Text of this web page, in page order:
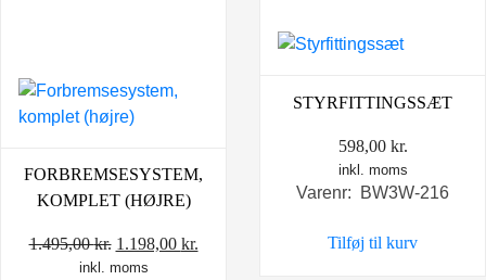
FORBREMSESYSTEM,
KOMPLET (HØJRE)
1.495,00kr. Den
oprindelige
1.198,00 kr.Den
inkl. moms
STYRFITTINGSSÆT
598,00 kr.
inkl. moms
Varenr: BW3W-216
Tilføj til kurv